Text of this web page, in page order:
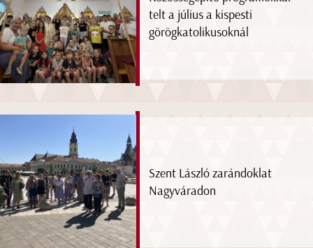
telt a július a kispesti
görögkatolikusoknál
Szent László zarándoklat
Nagyváradon